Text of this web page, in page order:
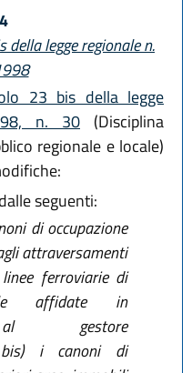
legge regionale n.
23 bis della legge
n. 30 (Disciplina
regionale e locale)
seguenti:
di occupazione
attraversamenti
ferroviarie di
affidate in
al gestore
bis) i canoni di